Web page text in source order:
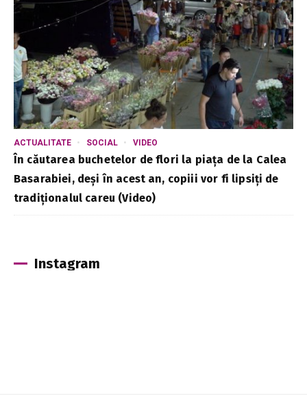
ACTUALITATE SOCIAL VIDEO
În căutarea buchetelor de flori la piața de la Calea
Basarabiei, deși în acest an, copiii vor fi lipsiți de
tradiționalul careu (Video)
Instagram